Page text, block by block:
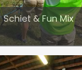
Schiet & Fun Mix